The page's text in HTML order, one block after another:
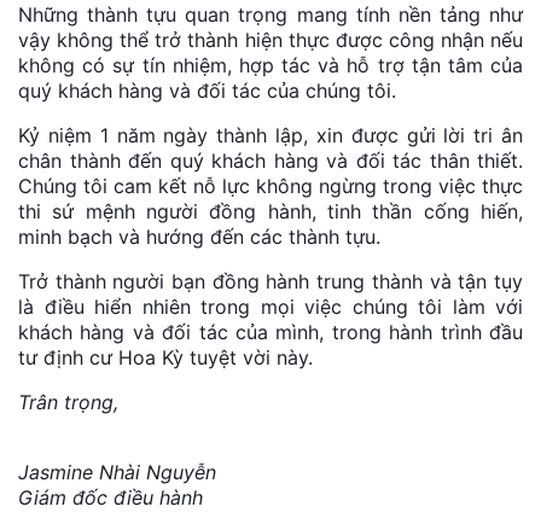
Những thành tựu quan trọng mang tính nền tảng như
vậy không thể trở thành hiện thực được công nhận nếu
không có sự tín nhiệm, hợp tác và hỗ trợ tận tâm của
quý khách hàng và đối tác của chúng tôi.
Kỷ niệm 1 năm ngày thành lập, xin được gửi lời tri ân
chân thành đến quý khách hàng và đối tác thân thiết.
Chúng tôi cam kết nỗ lực không ngừng trong việc thực
thi sứ mệnh người đồng hành, tinh thần cống hiến,
minh bạch và hướng đến các thành tựu.
Trở thành người bạn đồng hành trung thành và tận tụy
là điều hiển nhiên trong mọi việc chúng tôi làm với
khách hàng và đối tác của mình, trong hành trình đầu
tư định cư Hoa Kỳ tuyệt vời này.
Trân trọng,
Jasmine Nhài Nguyễn
Giám đốc điều hành